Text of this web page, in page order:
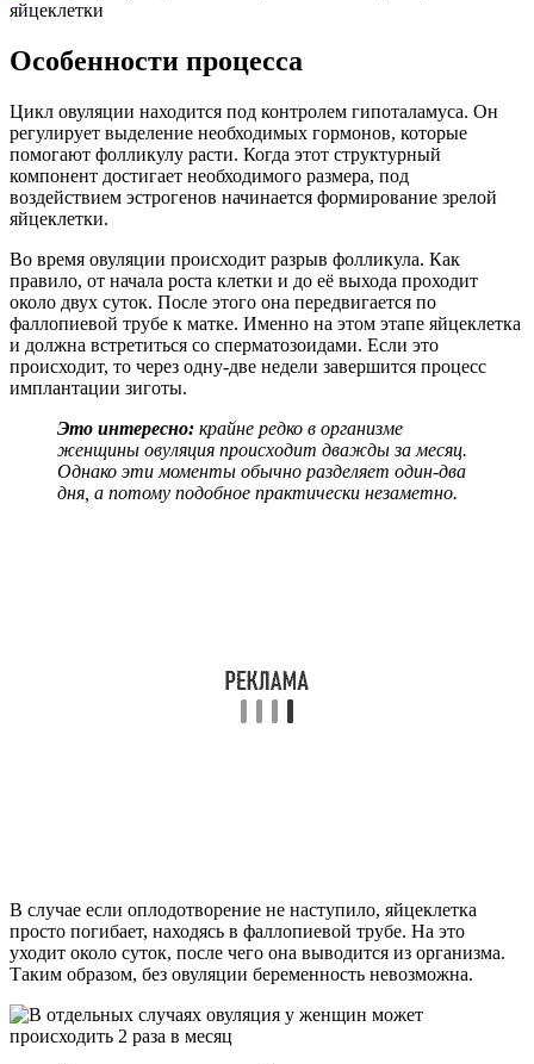
Особенности процесса
Цикл овуляции находится под контролем гипоталамуса. Он
регулирует выделение необходимых гормонов, которые
помогают фолликулу расти. Когда этот структурный
компонент достигает необходимого размера, под
воздействием эстрогенов начинается формирование зрелой
яйцеклетки.
Во время овуляции происходит разрыв фолликула. Как
правило, от начала роста клетки и до её выхода проходит
около двух суток. После этого она передвигается по
фаллопиевой трубе к матке. Именно на этом этапе яйцеклетка
и должна встретиться со сперматозоидами. Если это
происходит, то через одну-две недели завершится процесс
имплантации зиготы.
Это интересно: крайне редко в организме
женщины овуляция происходит дважды за месяц.
Однако эти моменты обычно разделяет один-два
дня, а потому подобное практически незаметно.
В случае если оплодотворение не наступило, яйцеклетка
просто погибает, находясь в фаллопиевой трубе. На это
уходит около суток, после чего она выводится из организма.
Таким образом, без овуляции беременность невозможна.